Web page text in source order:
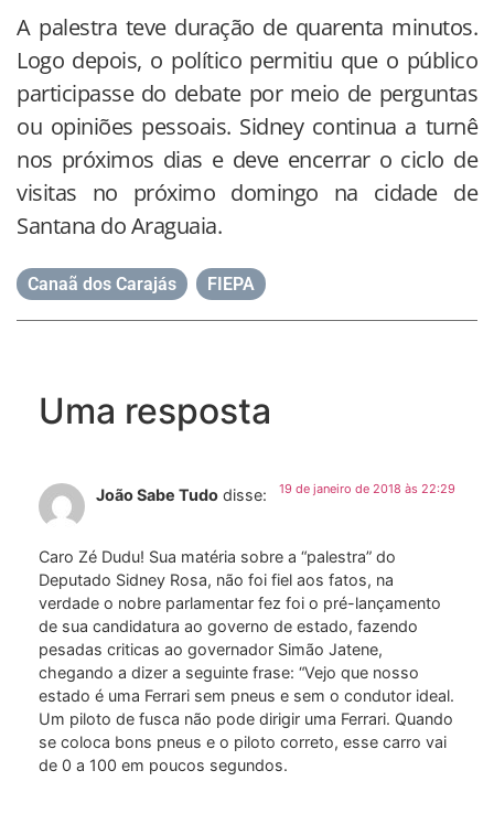
A palestra teve duração de quarenta minutos.
Logo depois, o político permitiu que o público
participasse do debate por meio de perguntas
ou opiniões pessoais. Sidney continua a turnê
nos próximos dias e deve encerrar o ciclo de
visitas no próximo domingo na cidade de
Santana do Araguaia.
Canaã dos Carajás FIEPA
Uma resposta
João Sabe Tudo disse: 19 de janeiro de 2018 às 22:29
Caro Zé Dudu! Sua matéria sobre a “palestra” do
Deputado Sidney Rosa, não foi fiel aos fatos, na
verdade o nobre parlamentar fez foi o pré-lançamento
de sua candidatura ao governo de estado, fazendo
pesadas criticas ao governador Simão Jatene,
chegando a dizer a seguinte frase: “Vejo que nosso
estado é uma Ferrari sem pneus e sem o condutor ideal.
Um piloto de fusca não pode dirigir uma Ferrari. Quando
se coloca bons pneus e o piloto correto, esse carro vai
de 0 a 100 em poucos segundos.